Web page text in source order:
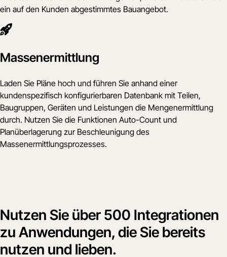
ein auf den Kunden abgestimmtes Bauangebot.
Massenermittlung
Laden Sie Pläne hoch und führen Sie anhand einer
kundenspezifisch konfigurierbaren Datenbank mit Teilen,
Baugruppen, Geräten und Leistungen die Mengenermittlung
durch. Nutzen Sie die Funktionen Auto-Count und
Planüberlagerung zur Beschleunigung des
Massenermittlungsprozesses.
Nutzen Sie über 500 Integrationen
zu Anwendungen, die Sie bereits
nutzen und lieben.